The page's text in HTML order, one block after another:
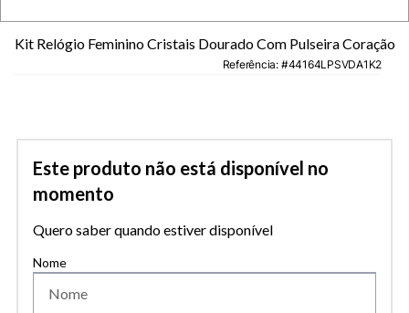
Kit Relógio Feminino Cristais Dourado Com Pulseira Coração
Referência: 44164LPSVDA1K2
Este produto não está disponível no
momento
Quero saber quando estiver disponível